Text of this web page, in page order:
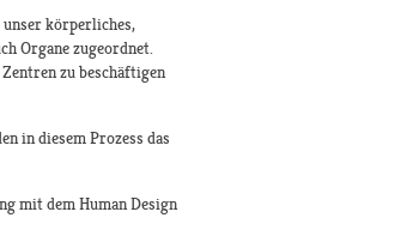
unser körperliches,
Organe zugeordnet.
zu beschäftigen
in diesem Prozess das
mit dem Human Design